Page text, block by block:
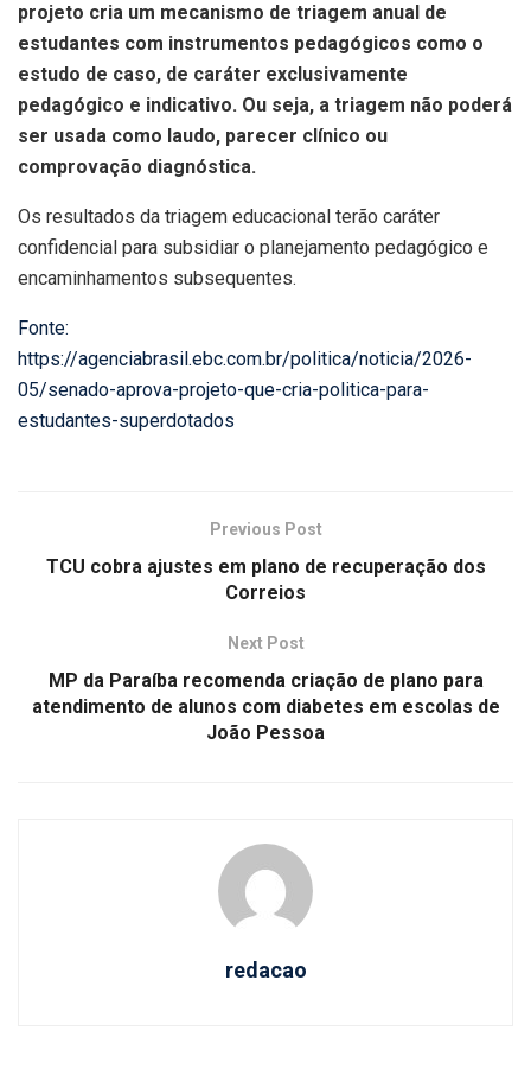
projeto cria um mecanismo de triagem anual de
estudantes com instrumentos pedagógicos como o
estudo de caso, de caráter exclusivamente
pedagógico e indicativo. Ou seja, a triagem não poderá
ser usada como laudo, parecer clínico ou
comprovação diagnóstica.
Os resultados da triagem educacional terão caráter
confidencial para subsidiar o planejamento pedagógico e
encaminhamentos subsequentes.
Fonte:
https://agenciabrasil.ebc.com.br/politica/noticia/2026-
05/senado-aprova-projeto-que-cria-politica-para-
estudantes-superdotados
Previous Post
TCU cobra ajustes em plano de recuperação dos
Correios
Next Post
MP da Paraíba recomenda criação de plano para
atendimento de alunos com diabetes em escolas de
João Pessoa
redacao